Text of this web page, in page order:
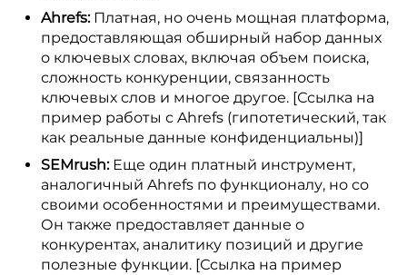
Ahrefs:Платная, но очень мощная платформа,
предоставляющая обширный набор данных
о ключевых словах, включая объем поиска,
сложность конкуренции, связанность
ключевых слов и многое другое. [Ссылка на
пример работы с Ahrefs (гипотетический, так
как реальные данные конфиденциальны)]
SEMrush:Еще один платный инструмент,
аналогичный Ahrefs по функционалу, но со
своими особенностями и преимуществами.
Он также предоставляет данные о
конкурентах, аналитику позиций и другие
полезные функции. [Ссылка на пример